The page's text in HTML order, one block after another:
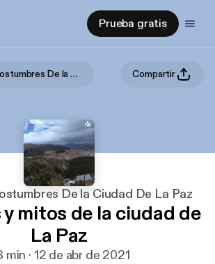
Prueba gratis
Leyendas Y costumbres De la Ciudad De La Paz Compartir
De la Ciudad De La Paz
mitos de la ciudad de
La Paz
min · 12 de abr de 2021